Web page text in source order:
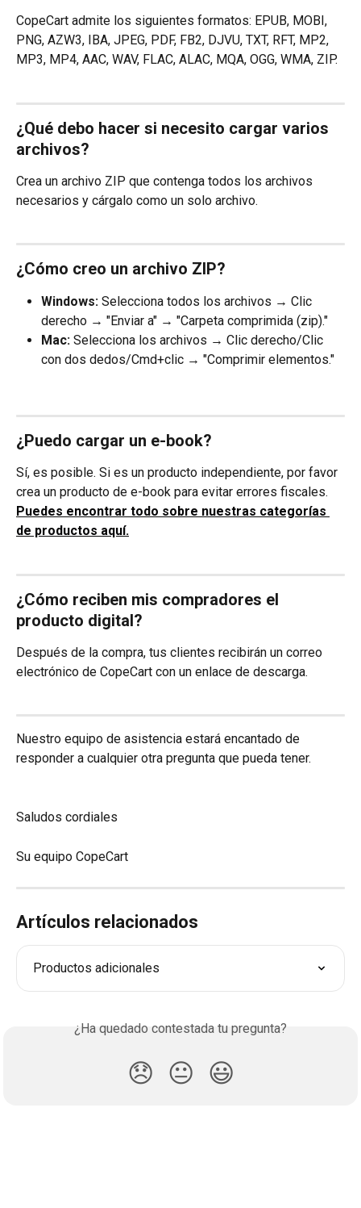
CopeCart admite los siguientes formatos: EPUB, MOBI,
PNG, AZW3, IBA, JPEG, PDF, FB2, DJVU, TXT, RFT, MP2,
MP3, MP4, AAC, WAV, FLAC, ALAC, MQA, OGG, WMA, ZIP.
¿Qué debo hacer si necesito cargar varios
archivos?
Crea un archivo ZIP que contenga todos los archivos
necesarios y cárgalo como un solo archivo.
¿Cómo creo un archivo ZIP?
Windows: Selecciona todos los archivos → Clic
derecho → "Enviar a" → "Carpeta comprimida (zip)."
Mac: Selecciona los archivos → Clic derecho/Clic
con dos dedos/Cmd+clic → "Comprimir elementos."
¿Puedo cargar un e-book?
Sí, es posible. Si es un producto independiente, por favor
crea un producto de e-book para evitar errores fiscales.
Puedes encontrar todo sobre nuestras categorías
de productos aquí.
¿Cómo reciben mis compradores el
producto digital?
Después de la compra, tus clientes recibirán un correo
electrónico de CopeCart con un enlace de descarga.
Nuestro equipo de asistencia estará encantado de
responder a cualquier otra pregunta que pueda tener.
Saludos cordiales
Su equipo CopeCart
Artículos relacionados
Productos adicionales
¿Ha quedado contestada tu pregunta?
😞 😐 😃